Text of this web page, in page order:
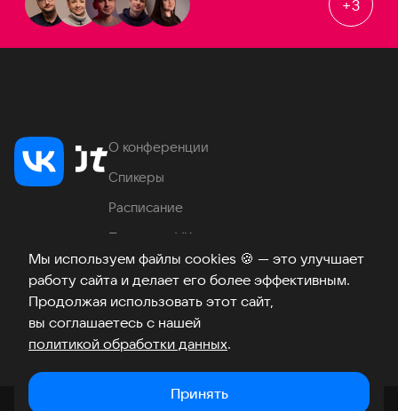
Мы используем файлы cookies 🍪 — это улучшает
работу сайта и делает его более эффективным.
Продолжая использовать этот сайт,
вы соглашаетесь с нашей
политикой обработки данных.
Принять
+3
О конференции
Спикеры
Расписание
Продукты VK
Место проведения
Часто задаваемые вопросы
ТелеграмВКонтакте
Хабр
Возникли вопросы? ©2026